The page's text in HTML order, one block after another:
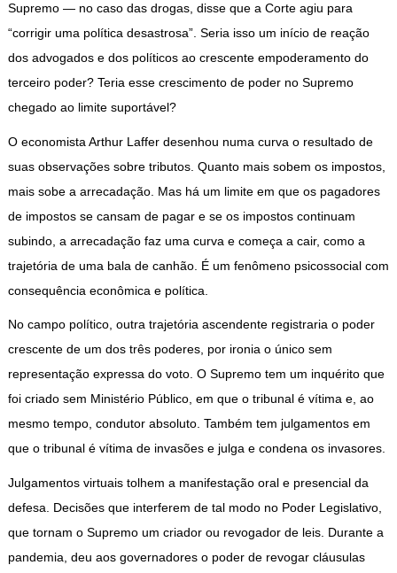
Supremo — no caso das drogas, disse que a Corte agiu para
“corrigir uma política desastrosa”. Seria isso um início de reação
dos advogados e dos políticos ao crescente empoderamento do
terceiro poder? Teria esse crescimento de poder no Supremo
chegado ao limite suportável?
O economista Arthur Laffer desenhou numa curva o resultado de
suas observações sobre tributos. Quanto mais sobem os impostos,
mais sobe a arrecadação. Mas há um limite em que os pagadores
de impostos se cansam de pagar e se os impostos continuam
subindo, a arrecadação faz uma curva e começa a cair, como a
trajetória de uma bala de canhão. É um fenômeno psicossocial com
consequência econômica e política.
No campo político, outra trajetória ascendente registraria o poder
crescente de um dos três poderes, por ironia o único sem
representação expressa do voto. O Supremo tem um inquérito que
foi criado sem Ministério Público, em que o tribunal é vítima e, ao
mesmo tempo, condutor absoluto. Também tem julgamentos em
que o tribunal é vítima de invasões e julga e condena os invasores.
Julgamentos virtuais tolhem a manifestação oral e presencial da
defesa. Decisões que interferem de tal modo no Poder Legislativo,
que tornam o Supremo um criador ou revogador de leis. Durante a
pandemia, deu aos governadores o poder de revogar cláusulas